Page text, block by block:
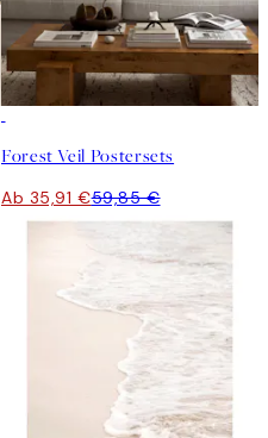
Forest Veil Postersets
Ab 35,91 €59,85 €